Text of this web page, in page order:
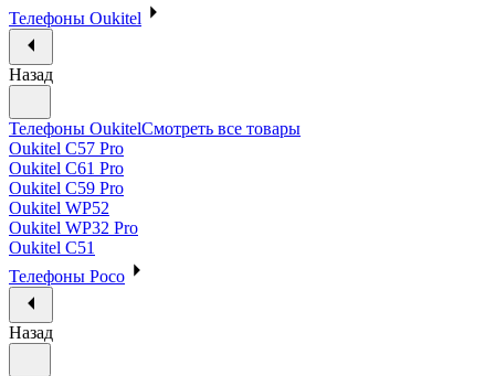
Телефоны Oukitel
Назад
Телефоны OukitelСмотреть все товары
Oukitel C57 Pro
Oukitel C61 Pro
Oukitel C59 Pro
Oukitel WP52
Oukitel WP32 Pro
Oukitel C51
Телефоны Poco
Назад